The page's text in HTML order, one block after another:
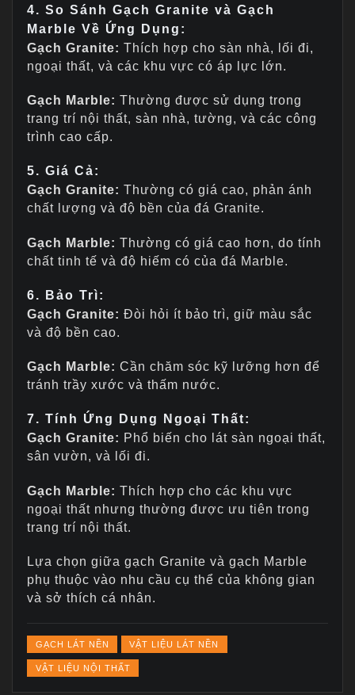
4. So Sánh Gạch Granite và Gạch
Marble Về Ứng Dụng:
Gạch Granite: Thích hợp cho sàn nhà, lối đi,
ngoại thất, và các khu vực có áp lực lớn.
Gạch Marble: Thường được sử dụng trong
trang trí nội thất, sàn nhà, tường, và các công
trình cao cấp.
5. Giá Cả:
Gạch Granite: Thường có giá cao, phản ánh
chất lượng và độ bền của đá Granite.
Gạch Marble: Thường có giá cao hơn, do tính
chất tinh tế và độ hiếm có của đá Marble.
6. Bảo Trì:
Gạch Granite: Đòi hỏi ít bảo trì, giữ màu sắc
và độ bền cao.
Gạch Marble: Cần chăm sóc kỹ lưỡng hơn để
tránh trầy xước và thấm nước.
7. Tính Ứng Dụng Ngoại Thất:
Gạch Granite: Phổ biến cho lát sàn ngoại thất,
sân vườn, và lối đi.
Gạch Marble: Thích hợp cho các khu vực
ngoại thất nhưng thường được ưu tiên trong
trang trí nội thất.
Lựa chọn giữa gạch Granite và gạch Marble
phụ thuộc vào nhu cầu cụ thể của không gian
và sở thích cá nhân.
GẠCH LÁT NỀN VẬT LIỆU LÁT NỀN
VẬT LIỆU NỘI THẤT